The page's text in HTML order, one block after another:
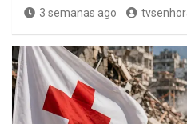
3 semanas ago